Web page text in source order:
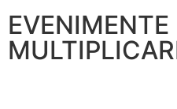
EVENIMENTE